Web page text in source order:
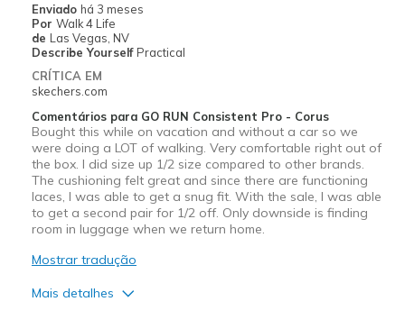
Enviado há 3 meses
Por Walk 4 Life
de Las Vegas, NV
Describe Yourself Practical
CRÍTICA EM
skechers.com
Comentários para GO RUN Consistent Pro - Corus
Bought this while on vacation and without a car so we
were doing a LOT of walking. Very comfortable right out of
the box. I did size up 1/2 size compared to other brands.
The cushioning felt great and since there are functioning
laces, I was able to get a snug fit. With the sale, I was able
to get a second pair for 1/2 off. Only downside is finding
room in luggage when we return home.
Mostrar tradução
Mais detalhes